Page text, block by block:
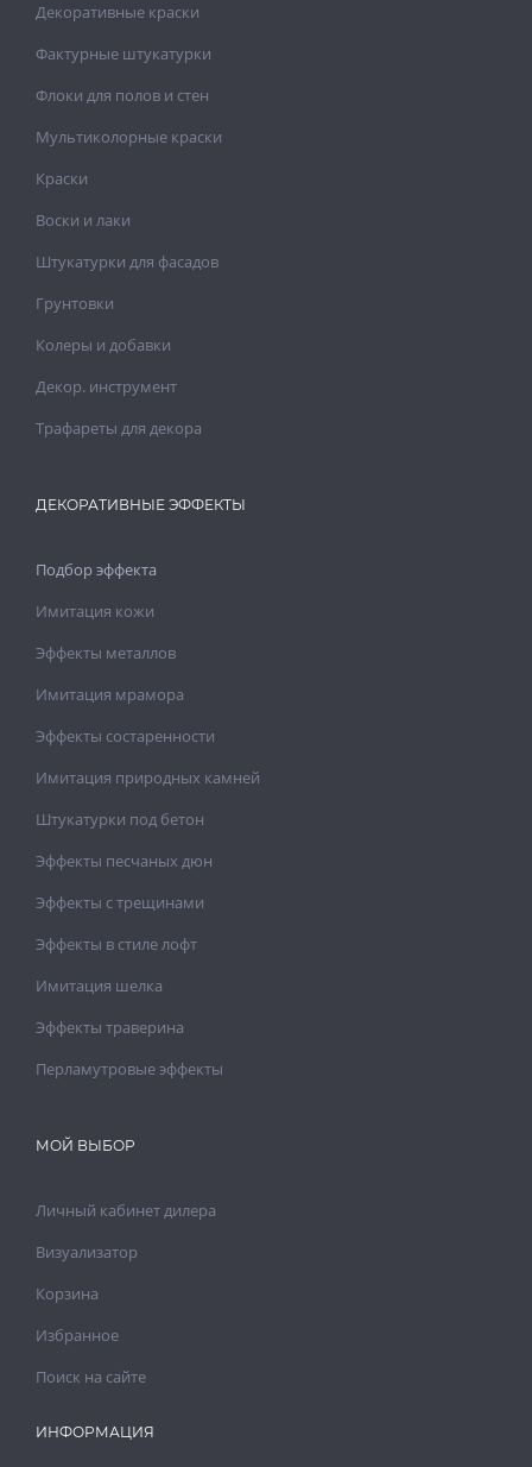
Декоративные краски
Фактурные штукатурки
Флоки для полов и стен
Мультиколорные краски
Краски
Воски и лаки
Штукатурки для фасадов
Грунтовки
Колеры и добавки
Декор. инструмент
Трафареты для декора
ДЕКОРАТИВНЫЕ ЭФФЕКТЫ
Подбор эффекта
Имитация кожи
Эффекты металлов
Имитация мрамора
Эффекты состаренности
Имитация природных камней
Штукатурки под бетон
Эффекты песчаных дюн
Эффекты с трещинами
Эффекты в стиле лофт
Имитация шелка
Эффекты траверина
Перламутровые эффекты
МОЙ ВЫБОР
Личный кабинет дилера
Визуализатор
Корзина
Избранное
Поиск на сайте
ИНФОРМАЦИЯ